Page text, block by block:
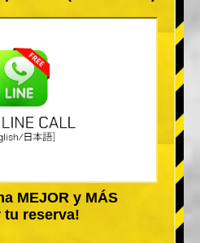
MEJOR y MÁS
tu reserva!